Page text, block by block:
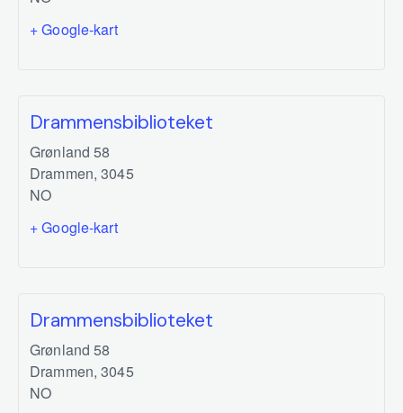
+ Google-kart
Drammensbiblioteket
Grønland 58
Drammen, 3045
NO
+ Google-kart
Drammensbiblioteket
Grønland 58
Drammen, 3045
NO